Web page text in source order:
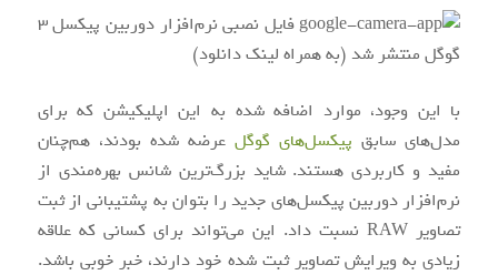
با این وجود، موارد اضافه شده به این اپلیکیشن که برای
مدل‌های سابق پیکسل‌های گوگلعرضه شده بودند، هم‌چنان
مفید و کاربردی هستند. شاید بزرگ‌ترین شانس بهره‌مندی از
نرم‌افزار دوربین پیکسل‌های جدید را بتوان به پشتیبانی از ثبت
تصاویر RAW نسبت داد. این می‌تواند برای کسانی که علاقه
زیادی به ویرایش تصاویر ثبت شده خود دارند، خبر خوبی باشد.